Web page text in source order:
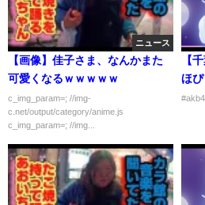
ニュース
【画像】佳子さま、なんかまた
可愛くなるｗｗｗｗｗ
c_img_param=; //img-
c.net/output/category/anime.js
c_img_param=; //img...
【
ほ
歩】